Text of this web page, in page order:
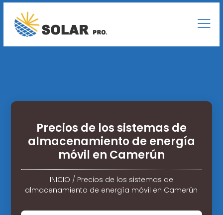
Precios de los sistemas de
almacenamiento de energía
móvil en Camerún
INICIO / Precios de los sistemas de
almacenamiento de energía móvil en Camerún